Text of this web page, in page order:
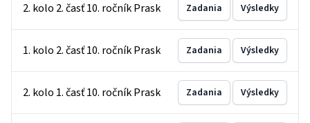
2. kolo 2. časť 10. ročník Prask Zadania Výsledky
1. kolo 2. časť 10. ročník Prask Zadania Výsledky
2. kolo 1. časť 10. ročník Prask Zadania Výsledky